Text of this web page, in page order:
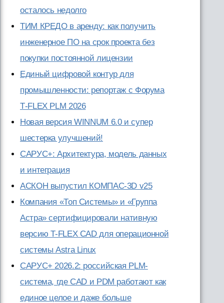
осталось недолго
ТИМ КРЕДО в аренду: как получить
инженерное ПО на срок проекта без
покупки постоянной лицензии
Единый цифровой контур для
промышленности: репортаж с Форума
T‑FLEX PLM 2026
Новая версия WINNUM 6.0 и супер
шестерка улучшений!
САРУС+: Архитектура, модель данных
и интеграция
АСКОН выпустил КОМПАС-3D v25
Компания «Топ Системы» и «Группа
Астра» сертифицировали нативную
версию T-FLEX CAD для операционной
системы Astra Linux
САРУС+ 2026.2: российская PLM-
система, где CAD и PDM работают как
единое целое и даже больше